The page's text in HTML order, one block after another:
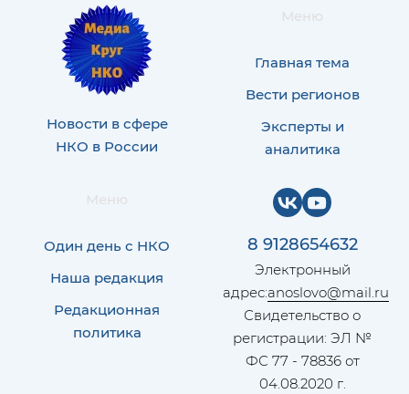
Новости в сфере
НКО в России
Меню
Главная тема
Вести регионов
Эксперты и
аналитика
Меню
Один день с НКО
Наша редакция
Редакционная
политика
8 9128654632
Электронный
адрес:anoslovo@mail.ru
Свидетельство о
регистрации: ЭЛ №
ФС 77 - 78836 от
04.08.2020 г.